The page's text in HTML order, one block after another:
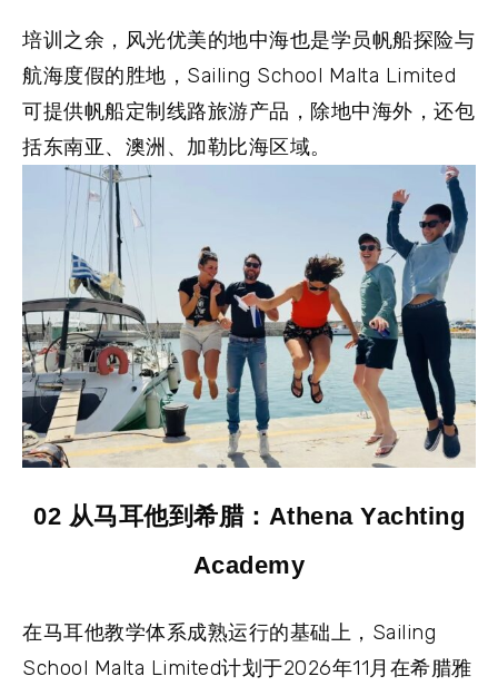
培训之余，风光优美的地中海也是学员帆船探险与
航海度假的胜地，Sailing School Malta Limited
可提供帆船定制线路旅游产品，除地中海外，还包
括东南亚、澳洲、加勒比海区域。
02 从马耳他到希腊：Athena Yachting
Academy
在马耳他教学体系成熟运行的基础上，Sailing
School Malta Limited计划于2026年11月在希腊雅